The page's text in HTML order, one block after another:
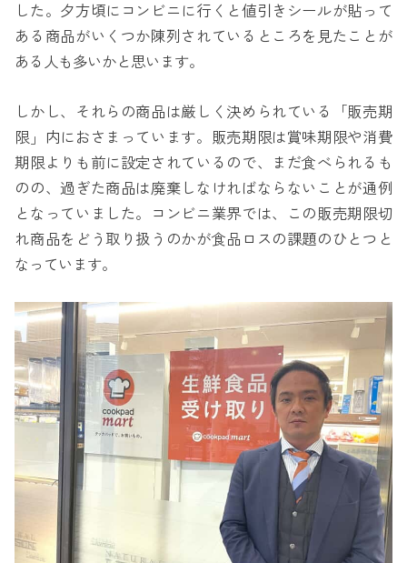
した。夕方頃にコンビニに行くと値引きシールが貼って
ある商品がいくつか陳列されているところを見たことが
ある人も多いかと思います。
しかし、それらの商品は厳しく決められている「販売期
限」内におさまっています。販売期限は賞味期限や消費
期限よりも前に設定されているので、まだ食べられるも
のの、過ぎた商品は廃棄しなければならないことが通例
となっていました。コンビニ業界では、この販売期限切
れ商品をどう取り扱うのかが食品ロスの課題のひとつと
なっています。